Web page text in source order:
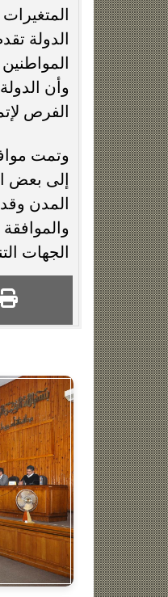
الدولة
وأن
الفرص
وتمت
إلى بعض
المدن
الجهات